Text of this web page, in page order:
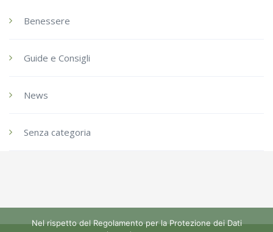
Benessere
Guide e Consigli
News
Senza categoria
Nel rispetto del Regolamento per la Protezione dei Dati